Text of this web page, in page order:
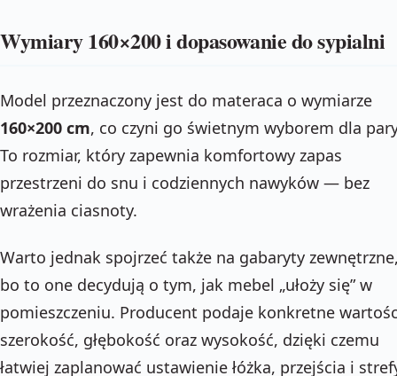
Wymiary 160×200 i dopasowanie do sypialni
Model przeznaczony jest do materaca o wymiarze
160×200 cm, co czyni go świetnym wyborem dla
To rozmiar, który zapewnia komfortowy zapas
przestrzeni do snu i codziennych nawyków — bez
wrażenia ciasnoty.
Warto jednak spojrzeć także na gabaryty
bo to one decydują o tym, jak mebel „ułoży się” w
pomieszczeniu. Producent podaje konkretne
szerokość, głębokość oraz wysokość, dzięki czemu
łatwiej zaplanować ustawienie łóżka, przejścia i